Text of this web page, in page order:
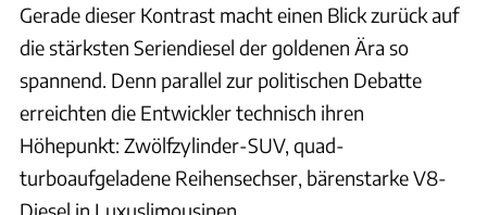
Gerade dieser Kontrast macht einen Blick zurück auf
die stärksten Seriendiesel der goldenen Ära so
spannend. Denn parallel zur politischen Debatte
erreichten die Entwickler technisch ihren
Höhepunkt: Zwölfzylinder-SUV, quad-
turboaufgeladene Reihensechser, bärenstarke V8-
Diesel in Luxuslimousinen.